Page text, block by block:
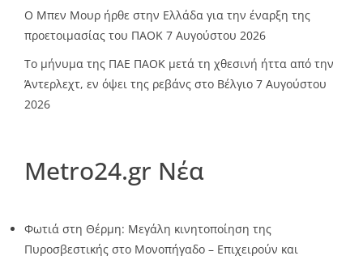
O Mπεν Μουρ ήρθε στην Ελλάδα για την έναρξη της
προετοιμασίας του ΠΑΟΚ 7 Αυγούστου 2026
Το μήνυμα της ΠΑΕ ΠΑΟΚ μετά τη χθεσινή ήττα από την
Άντερλεχτ, εν όψει της ρεβάνς στο Βέλγιο 7 Αυγούστου
2026
Metro24.gr Νέα
Φωτιά στη Θέρμη: Μεγάλη κινητοποίηση της
Πυροσβεστικής στο Μονοπήγαδο – Επιχειρούν και